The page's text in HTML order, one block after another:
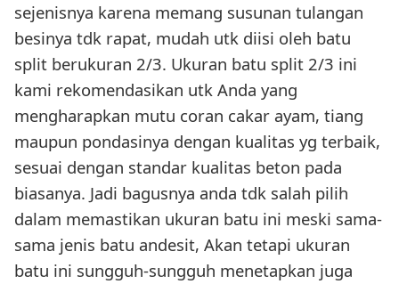
sejenisnya karena memang susunan tulangan
besinya tdk rapat, mudah utk diisi oleh batu
split berukuran 2/3. Ukuran batu split 2/3 ini
kami rekomendasikan utk Anda yang
mengharapkan mutu coran cakar ayam, tiang
maupun pondasinya dengan kualitas yg terbaik,
sesuai dengan standar kualitas beton pada
biasanya. Jadi bagusnya anda tdk salah pilih
dalam memastikan ukuran batu ini meski sama-
sama jenis batu andesit, Akan tetapi ukuran
batu ini sungguh-sungguh menetapkan juga